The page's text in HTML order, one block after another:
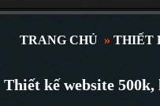
TRANG CHỦ » THIẾT
Thiết kế website